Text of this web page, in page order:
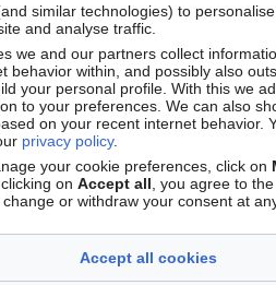
Localisation
+
−
)
similar technologies) to personalise
and analyse traffic.
we and our partners collect
behavior within, and possibly also
your personal profile. With this we
to your preferences. We can also
on your recent internet behavior.
privacy policy.
your cookie preferences, click on
clicking on Accept all , you agree to
or withdraw your consent at
Accept all cookies